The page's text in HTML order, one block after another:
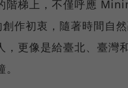
階梯上，不僅呼應
作初衷，隨著時間自
，更像是給臺北、臺灣